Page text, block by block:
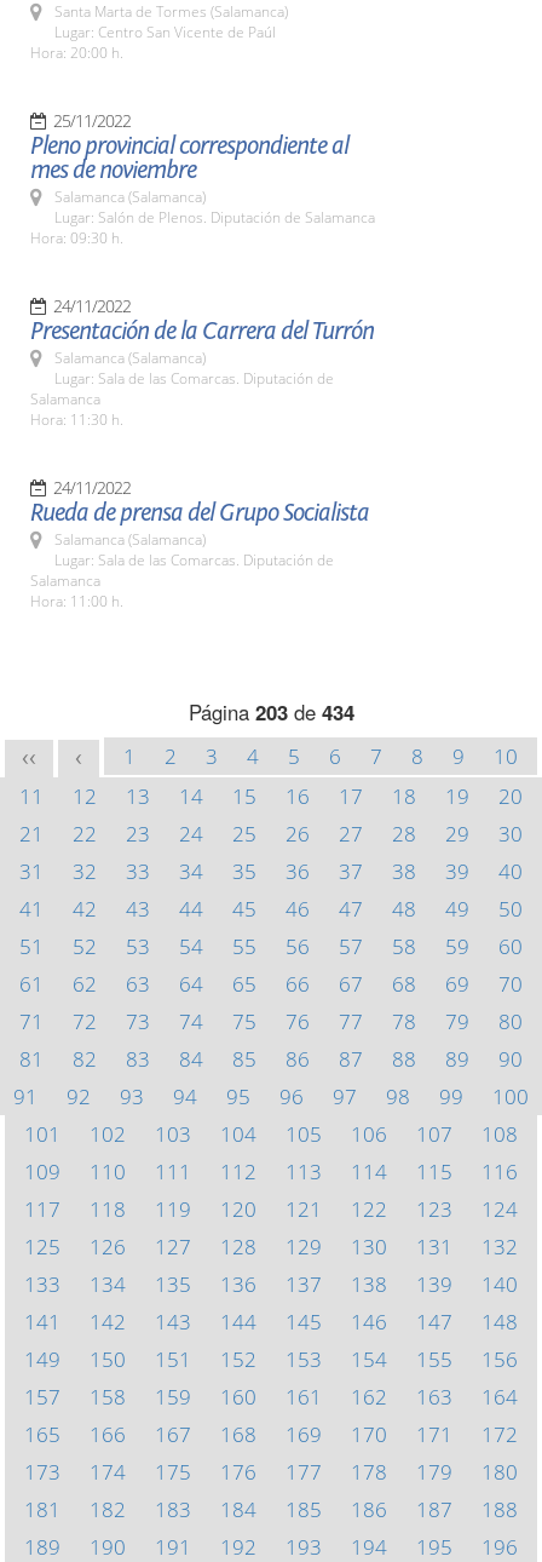
Santa Marta de Tormes (Salamanca)
Lugar: Centro San Vicente de Paúl
Hora: 20:00 h.
25/11/2022
Pleno provincial correspondiente al
mes de noviembre
Salamanca (Salamanca)
Lugar: Salón de Plenos. Diputación de Salamanca
Hora: 09:30 h.
24/11/2022
Presentación de la Carrera del Turrón
Salamanca (Salamanca)
Lugar: Sala de las Comarcas. Diputación de
Salamanca
Hora: 11:30 h.
24/11/2022
Rueda de prensa del Grupo Socialista
Salamanca (Salamanca)
Lugar: Sala de las Comarcas. Diputación de
Salamanca
Hora: 11:00 h.
Página 203de 434
<< < 1 2 3 4 5 6 7 8 9
10
11
12 13 14 15 16 17 18 19
20
21
22 23 24 25 26 27 28 29
30
31
32 33 34 35 36 37 38 39
40
41
42 43 44 45 46 47 48 49
50
51
52 53 54 55 56 57 58 59
60
61
62 63 64 65 66 67 68 69
70
71
72 73 74 75 76 77 78 79
80
81
82 83 84 85 86 87 88 89
90
91
92 93 94 95 96 97 98 99
100
101
102 103 104 105 106 107
108
109
110 111 112 113 114 115
116
117
118 119 120 121 122 123
124
125
126 127 128 129 130 131
132
133
134 135 136 137 138 139
140
141
142 143 144 145 146 147
148
149
150 151 152 153 154 155
156
157
158 159 160 161 162 163
164
165
166 167 168 169 170 171
172
173
174 175 176 177 178 179
180
181
182 183 184 185 186 187
188
189
190 191 192 193 194 195
196